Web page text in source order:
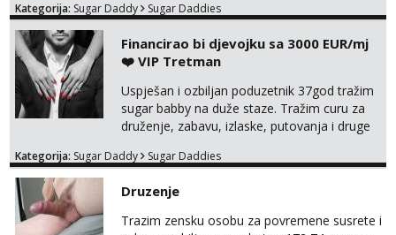
Kategorija: Sugar Daddy Sugar Daddies
Financirao bi djevojku sa 3000 EUR/mj
❤️ VIP Tretman
Uspješan i ozbiljan poduzetnik 37god tražim
sugar babby na duže staze. Tražim curu za
druženje, zabavu, izlaske, putovanja i druge
otvorena, komunikativna, zgodna i atraktivna
markodalic37@gmail.com
Kategorija: Sugar Daddy Sugar Daddies
Druzenje
Trazim zensku osobu za povremene susrete i